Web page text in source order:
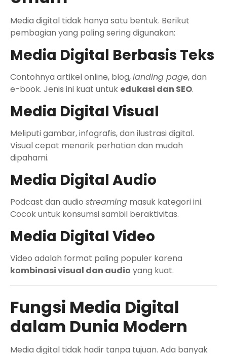
Media digital tidak hanya satu bentuk. Berikut
pembagian yang paling sering digunakan:
Media Digital Berbasis Teks
Contohnya artikel online, blog,landing page, dan
e-book. Jenis ini kuat untuk edukasi dan SEO.
Media Digital Visual
Meliputi gambar, infografis, dan ilustrasi digital.
Visual cepat menarik perhatian dan mudah
dipahami.
Media Digital Audio
Podcast dan audio streaming masuk kategori ini.
Cocok untuk konsumsi sambil beraktivitas.
Media Digital Video
Video adalah format paling populer karena
kombinasi visual dan audio yang kuat.
Fungsi Media Digital
dalam Dunia Modern
Media digital tidak hadir tanpa tujuan. Ada banyak